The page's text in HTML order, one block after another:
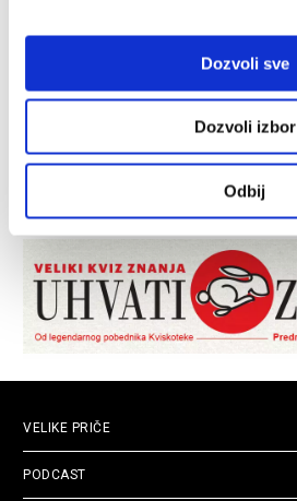
Dozvoli sve
Dozvoli izbor
Odbij
VELIKE PRIČE
PODCAST